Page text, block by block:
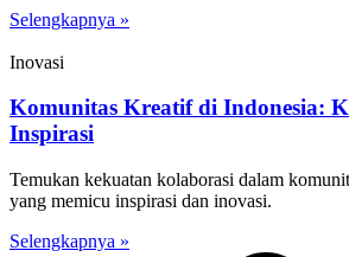
Selengkapnya »
Inovasi
Komunitas Kreatif di Indonesia:
Inspirasi
Temukan kekuatan kolaborasi dalam
yang memicu inspirasi dan inovasi.
Selengkapnya »